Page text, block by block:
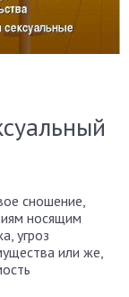
сношение,
носящим
угроз
или же,